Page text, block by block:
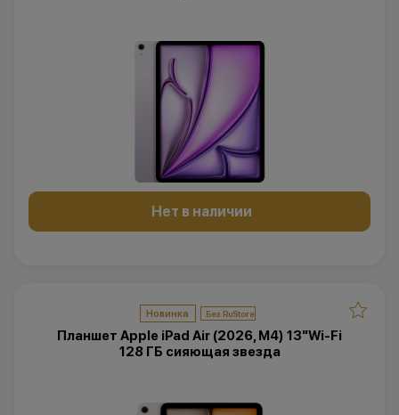
Нет в наличии
Новинка
Планшет Apple iPad Air (2026, M4) 13"Wi-Fi
128 ГБ сияющая звезда